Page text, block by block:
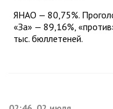
ЯНАО — 80,75%.
«За» — 89,16%,
тыс. бюллетеней.